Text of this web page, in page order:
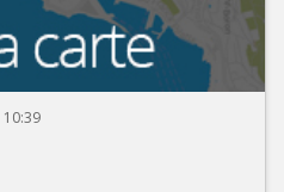
10:39